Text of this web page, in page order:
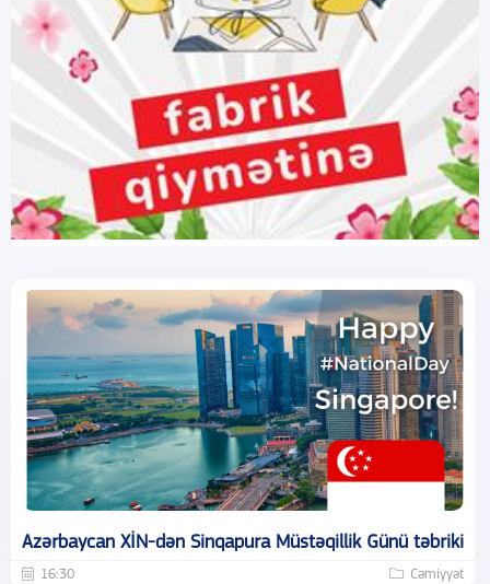
Azərbaycan XİN-dən Sinqapura Müstəqillik Günü təbriki
16:30 Cəmiyyət